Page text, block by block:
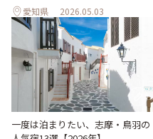
愛知県 2026.05.03
一度は泊まりたい、志摩・鳥羽の